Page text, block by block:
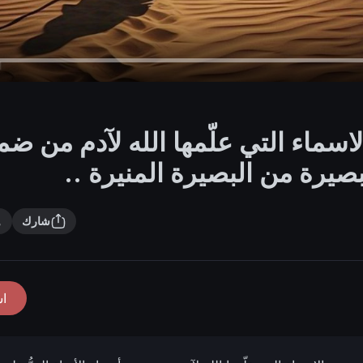
التي علّمها الله لآدم من
من البصيرة المنيرة ..
شارك